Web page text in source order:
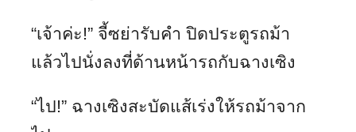
“เจ้าค่ะ!” จี้ซย่ารับคำ ปิดประตูรถม้า
แล้วไปนั่งลงที่ด้านหน้ารถกับฉางเซิง
“ไป!” ฉางเซิงสะบัดแส้เร่งให้รถม้าจาก